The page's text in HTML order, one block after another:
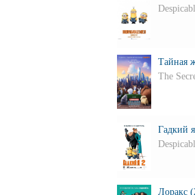
Тайная
The
Гадкий
Лоракс